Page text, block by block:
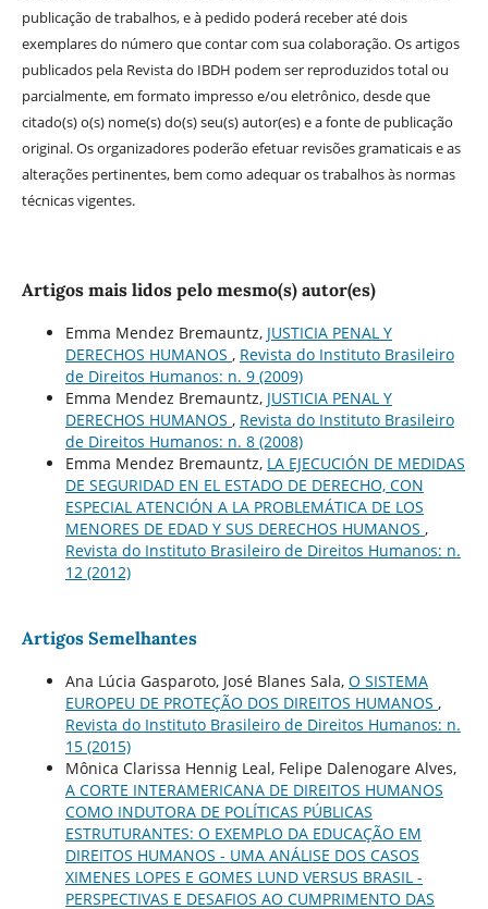
publicação de trabalhos, e à pedido poderá receber até dois
exemplares do número que contar com sua colaboração. Os artigos
publicados pela Revista do IBDH podem ser reproduzidos total ou
parcialmente, em formato impresso e/ou eletrônico, desde que
citado(s) o(s) nome(s) do(s) seu(s) autor(es) e a fonte de publicação
original. Os organizadores poderão efetuar revisões gramaticais e as
alterações pertinentes, bem como adequar os trabalhos às normas
técnicas vigentes.
Artigos mais lidos pelo mesmo(s) autor(es)
Emma Mendez Bremauntz, JUSTICIA PENAL Y
DERECHOS HUMANOS , Revista do Instituto Brasileiro
de Direitos Humanos: n. 9 (2009)
Emma Mendez Bremauntz, JUSTICIA PENAL Y
DERECHOS HUMANOS , Revista do Instituto Brasileiro
de Direitos Humanos: n. 8 (2008)
Emma Mendez Bremauntz, LA EJECUCIÓN DE MEDIDAS
DE SEGURIDAD EN EL ESTADO DE DERECHO, CON
ESPECIAL ATENCIÓN A LA PROBLEMÁTICA DE LOS
MENORES DE EDAD Y SUS DERECHOS HUMANOS ,
Revista do Instituto Brasileiro de Direitos Humanos: n.
12 (2012)
Artigos Semelhantes
Ana Lúcia Gasparoto, José Blanes Sala, O SISTEMA
EUROPEU DE PROTEÇÃO DOS DIREITOS HUMANOS ,
Revista do Instituto Brasileiro de Direitos Humanos: n.
15 (2015)
Mônica Clarissa Hennig Leal, Felipe Dalenogare Alves,
A CORTE INTERAMERICANA DE DIREITOS HUMANOS
COMO INDUTORA DE POLÍTICAS PÚBLICAS
ESTRUTURANTES: O EXEMPLO DA EDUCAÇÃO EM
DIREITOS HUMANOS - UMA ANÁLISE DOS CASOS
XIMENES LOPES E GOMES LUND VERSUS BRASIL -
PERSPECTIVAS E DESAFIOS AO CUMPRIMENTO DAS